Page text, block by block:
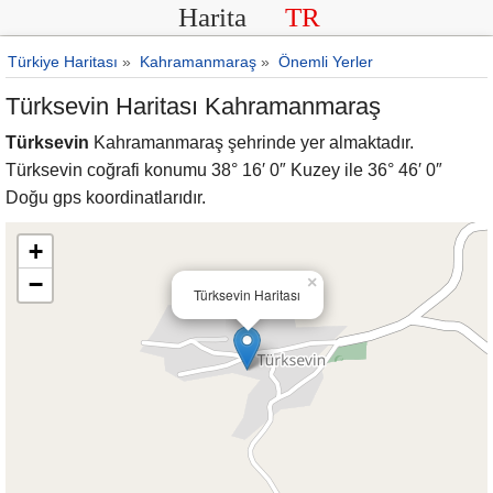
Harita TR
Türkiye Haritası » Kahramanmaraş » Önemli Yerler
Türksevin Haritası Kahramanmaraş
Türksevin Kahramanmaraş şehrinde yer almaktadır.
Türksevin coğrafi konumu 38° 16′ 0″ Kuzey ile 36° 46′ 0″
Doğu gps koordinatlarıdır.
Türksevin Haritası
×
+
−